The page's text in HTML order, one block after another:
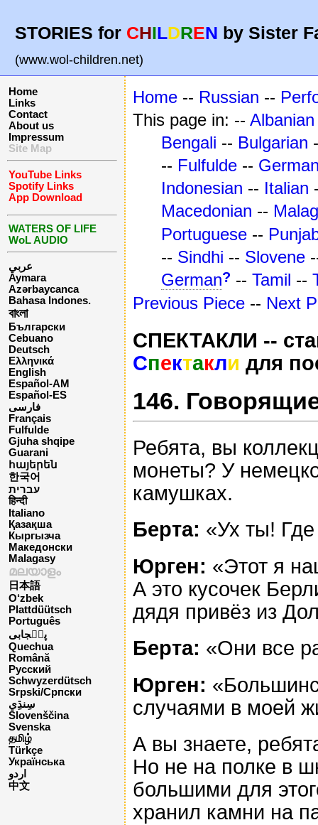
STORIES for CHILDREN by Sister
(www.wol-children.net)
Home
Links
Contact
About us
Impressum
Site Map
YouTube Links
Spotify Links
App Download
WATERS OF LIFE
WoL AUDIO
عربي
Aymara
Azərbaycanca
Bahasa Indones.
বাংলা
Български
Cebuano
Deutsch
Ελληνικά
English
Español-AM
Español-ES
فارسی
Français
Fulfulde
Gjuha shqipe
Guarani
հայերեն
한국어
עברית
हिन्दी
Italiano
Қазақша
Кыргызча
Македонски
Malagasy
മലയാളം
日本語
O‘zbek
Plattdüütsch
Português
پن٘جابی
Quechua
Română
Русский
Schwyzerdütsch
Srpski/Српски
Slovenščina
Svenska
தமிழ்
Türkçe
Українська
اردو
中文
Home -- Russian --
This page in: -- Albanian
Bengali -- Bulgarian
-- Fulfulde --
Indonesian -- Italian
Macedonian --
Portuguese --
-- Sindhi -- Slovene
German? -- Tamil --
Previous Piece -- Next
СПЕКТАКЛИ --
Спектакли для
146.
Ребята, вы
монеты? У
камушках.
Берта: «Ух ты!
Юрген: «Этот я
А это кусочек
дядя привёз из
Берта: «Они все
Юрген:
случаями в моей
А вы знаете,
Но не на полке в
большими для
хранил камни на